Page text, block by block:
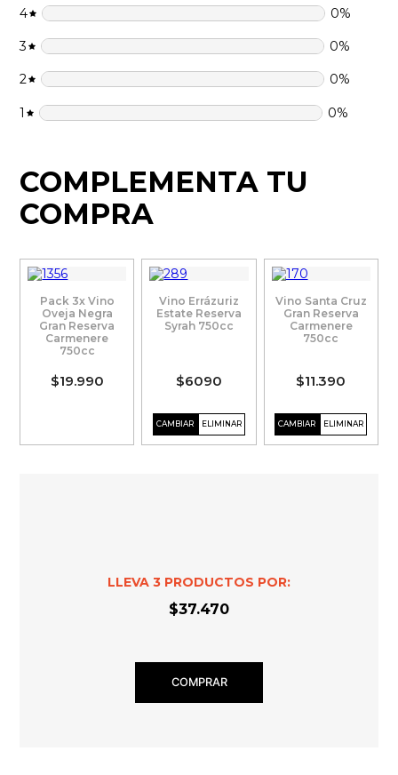
4 0%
3 0%
2 0%
1 0%
COMPLEMENTA TU
COMPRA
Pack 3x Vino
Oveja Negra
Gran Reserva
Carmenere
750cc
$19.990
Vino Santa Cruz
Gran Reserva
Carmenere
750cc
$11.390
Vino Errázuriz
Estate Reserva
Syrah 750cc
$6090
LLEVA 3 PRODUCTOS POR:
$37.470
COMPRAR